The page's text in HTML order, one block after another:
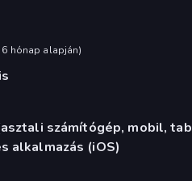
hónap alapján)
számítógép, mobil,
alkalmazás (iOS)